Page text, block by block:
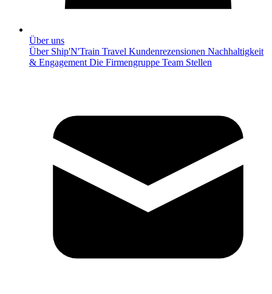
Über uns
Über Ship'N'Train Travel Kundenrezensionen Nachhaltigkeit
& Engagement Die Firmengruppe Team Stellen